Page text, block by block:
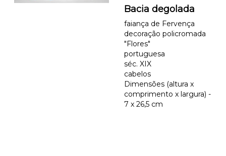
Bacia degolada
faiança de Fervença
decoração policromada
"Flores"
portuguesa
séc. XIX
cabelos
Dimensões (altura x
comprimento x largura) -
7 x 26,5 cm